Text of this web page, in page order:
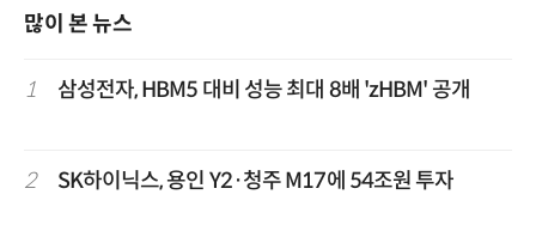
많이 본 뉴스
1 삼성전자, HBM5 대비 성능 최대 8배 'zHBM' 공개
2 SK하이닉스, 용인 Y2·청주 M17에 54조원 투자